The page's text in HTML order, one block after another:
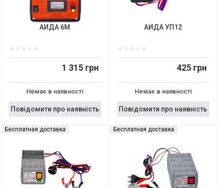
АИДА 6М
1 315 грн
Немає в наявності
Повідомити про наявність
АИДА УП12
425 грн
Немає в наявності
Повідомити про наявність
Бесплатная доставка Бесплатная доставка